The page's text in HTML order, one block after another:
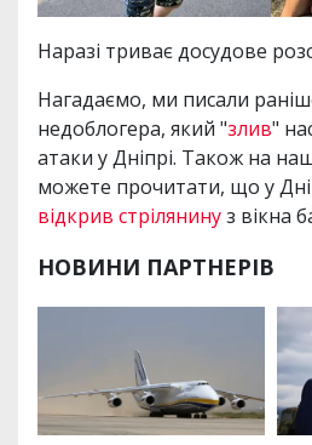
Наразі триває досудове
Нагадаємо, ми писали
недоблогера, який "злив"
атаки у Дніпрі. Також на
можете прочитати, що у
відкрив стрілянинуз вікна